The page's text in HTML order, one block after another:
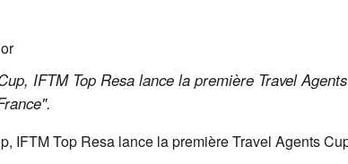
IFTM Top Resa lance la première Travel
IFTM Top Resa lance la première Travel Agents